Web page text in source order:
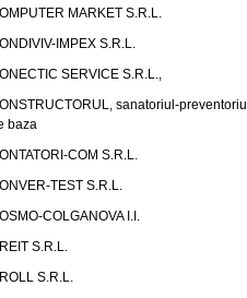
MARKET S.R.L.
IMPEX S.R.L.
SERVICE S.R.L.,
sanatoriul-preventoriu
baza
COM S.R.L.
TEST S.R.L.
COLGANOVA I.I.
S.R.L.
S.R.L.